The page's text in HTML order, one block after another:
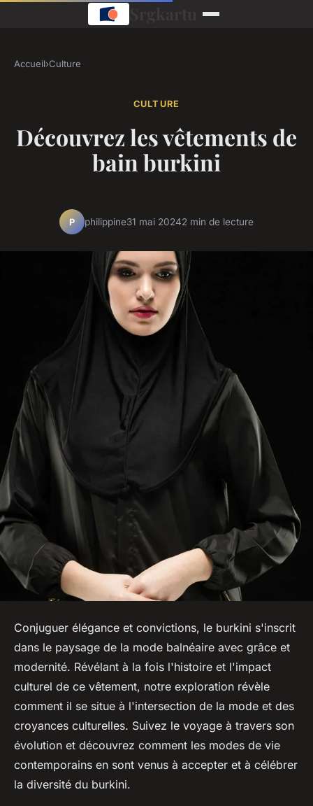
Accueil›Culture
CULTURE
Découvrez les vêtements de
bain burkini
P philippine31 mai 20242 min de lecture
Conjuguer élégance et convictions, le burkini s'inscrit
dans le paysage de la mode balnéaire avec grâce et
modernité. Révélant à la fois l'histoire et l'impact
culturel de ce vêtement, notre exploration révèle
comment il se situe à l'intersection de la mode et des
croyances culturelles. Suivez le voyage à travers son
évolution et découvrez comment les modes de vie
contemporains en sont venus à accepter et à célébrer
la diversité du burkini.